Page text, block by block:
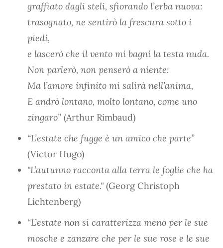
graffiato dagli steli, sfiorando l’erba nuova:
trasognato, ne sentirò la frescura sotto i
piedi,
e lascerò che il vento mi bagni la testa nuda.
Non parlerò, non penserò a niente:
Ma l’amore infinito mi salirà nell’anima,
E andrò lontano, molto lontano, come uno
zingaro” (Arthur Rimbaud)
“L’estate che fugge è un amico che parte”
(Victor Hugo)
"L’autunno racconta alla terra le foglie che ha
prestato in estate." (Georg Christoph
Lichtenberg)
“L’estate non si caratterizza meno per le sue
mosche e zanzare che per le sue rose e le sue